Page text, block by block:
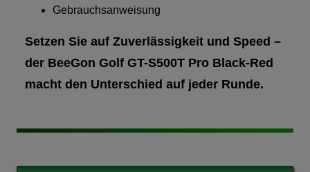
Gebrauchsanweisung
Setzen Sie auf Zuverlässigkeit und Speed –
der BeeGon Golf GT-S500T Pro Black-Red
macht den Unterschied auf jeder Runde.